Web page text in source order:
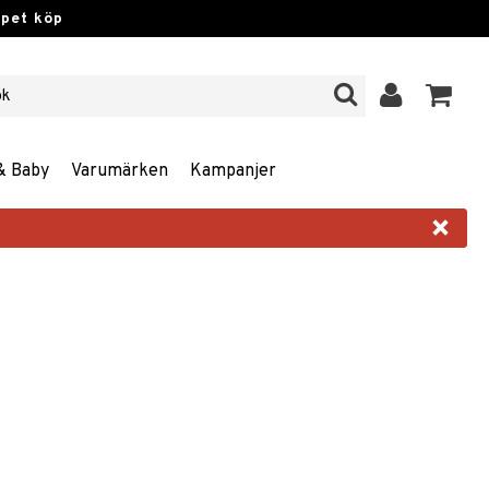
köp
Baby Varumärken Kampanjer
×